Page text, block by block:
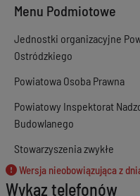
Menu Podmiotowe
Jednostki organizacyjne
Ostródzkiego
Powiatowa Osoba Prawna
Powiatowy Inspektorat
Budowlanego
Stowarzyszenia zwykłe
Wersja nieobowiązująca z
Wykaz telefonów